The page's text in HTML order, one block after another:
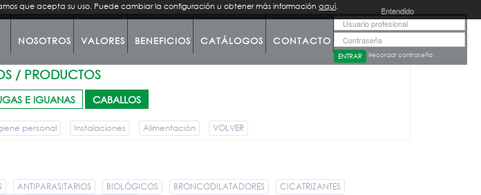
NOSOTROS VALORES BENEFICIOS CATÁLOGOS CONTACTO
Recordar contraseña
/ PRODUCTOS
E IGUANAS CABALLOS
personal Instalaciones Alimentación VOLVER
ANTIPARASITARIOS BIOLÓGICOS BRONCODILATADORES
CICATRIZANTES
que acepta su uso. Puede cambiar la configuración u obtener más informaciónaquí. Entendido